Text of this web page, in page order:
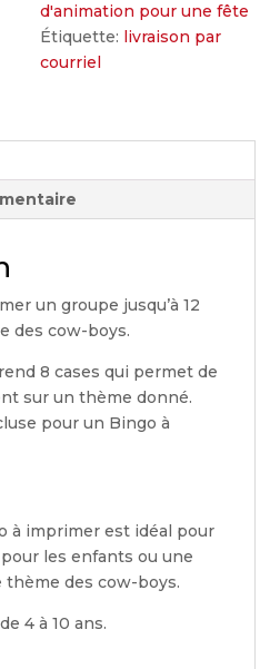
d'animation pour une fête
Étiquette: livraison par
courriel
un groupe jusqu’à 12
des cow-boys.
8 cases qui permet de
sur un thème donné.
pour un Bingo à
à imprimer est idéal pour
les enfants ou une
thème des cow-boys.
4 à 10 ans.